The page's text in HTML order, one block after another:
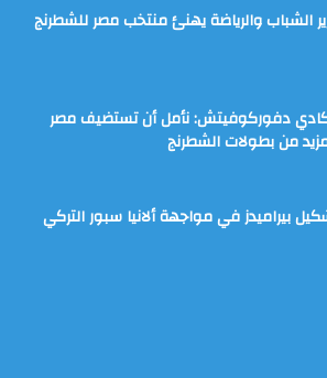
الشباب والرياضة يهنئ منتخب مصر للشطرنج
دفوركوفيتش: نأمل أن تستضيف مصر
من بطولات الشطرنج
بيراميدز في مواجهة ألانيا سبور التركي